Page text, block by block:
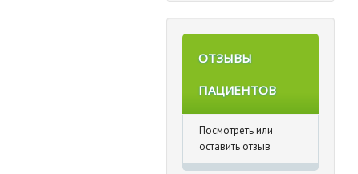
ОТЗЫВЫ
ПАЦИЕНТОВ
Посмотреть или
оставить отзыв